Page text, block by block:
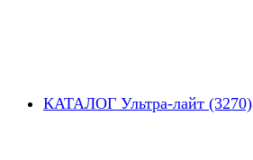
КАТАЛОГ Ультра-лайт (3270)